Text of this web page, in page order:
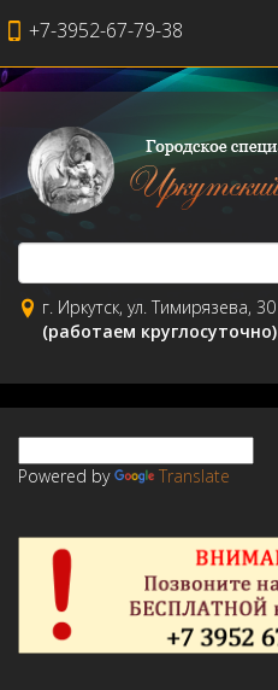
+7-3952-67-79-38
г. Иркутск, ул. Тимирязева, 30
(работаем круглосуточно)
Powered by Translate